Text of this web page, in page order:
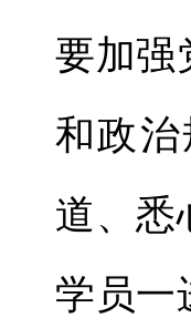
要加强
和政
道、悉
学员一